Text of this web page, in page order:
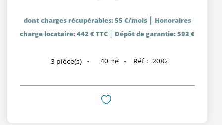
dont charges récupérables: 55 €/mois | Honoraires
charge locataire: 442 € TTC | Dépôt de garantie: 593 €
3 pièce(s) 40 m² Réf : 2082